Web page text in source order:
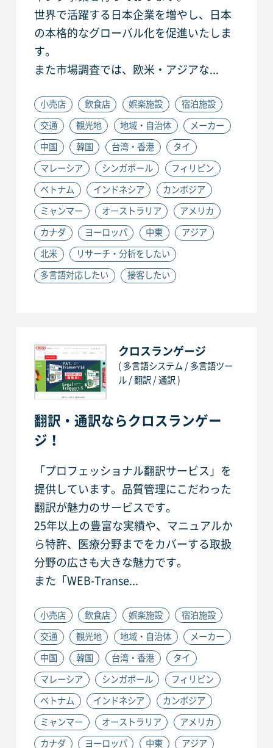
世界で活躍する日本企業を増やし、日本
の本格的なグローバル化を促進いたしま
す。
また市場調査では、欧米・アジアな...
小売店 飲食店 娯楽施設 宿泊施設
交通 観光地 地域・自治体 メーカー
中国 韓国 台湾・香港 タイ
マレーシア シンガポール フィリピン
ベトナム インドネシア カンボジア
ミャンマー オーストラリア アメリカ
カナダ ヨーロッパ 中東 アジア
北米 リサーチ・分析をしたい
多言語対応したい 接客したい
クロスランゲージ
( 多言語システム / 多言語ツー
ル / 翻訳 / 通訳 )
翻訳・通訳ならクロスランゲー
ジ！
「プロフェッショナル翻訳サービス」を
提供しています。品質管理にこだわった
翻訳が魅力のサービスです。
25年以上の豊富な実績や、マニュアルか
ら特許、医療分野までをカバーする取扱
分野の広さも大きな魅力です。
また「WEB-Transe...
小売店 飲食店 娯楽施設 宿泊施設
交通 観光地 地域・自治体 メーカー
中国 韓国 台湾・香港 タイ
マレーシア シンガポール フィリピン
ベトナム インドネシア カンボジア
ミャンマー オーストラリア アメリカ
カナダ ヨーロッパ 中東 アジア